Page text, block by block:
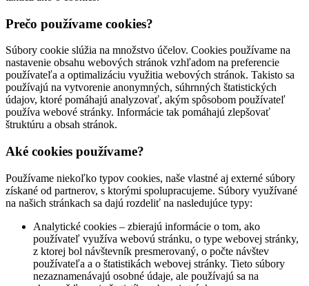
Prečo používame cookies?
Súbory cookie slúžia na množstvo účelov. Cookies používame na
nastavenie obsahu webových stránok vzhľadom na preferencie
používateľa a optimalizáciu využitia webových stránok. Takisto sa
používajú na vytvorenie anonymných, súhrnných štatistických
údajov, ktoré pomáhajú analyzovať, akým spôsobom používateľ
používa webové stránky. Informácie tak pomáhajú zlepšovať
štruktúru a obsah stránok.
Aké cookies používame?
Používame niekoľko typov cookies, naše vlastné aj externé súbory
získané od partnerov, s ktorými spolupracujeme. Súbory využívané
na našich stránkach sa dajú rozdeliť na nasledujúce typy:
Analytické cookies – zbierajú informácie o tom, ako
používateľ využíva webovú stránku, o type webovej stránky,
z ktorej bol návštevník presmerovaný, o počte návštev
používateľa a o štatistikách webovej stránky. Tieto súbory
nezaznamenávajú osobné údaje, ale používajú sa na